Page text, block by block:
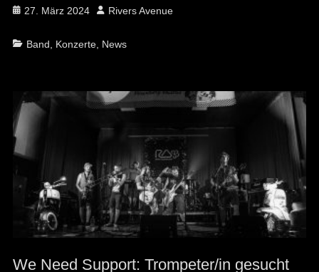
Posted
27. März 2024 Author
Rivers Avenue
Categories
Band Konzerte, News
We Need Support: Trompeter/in gesucht